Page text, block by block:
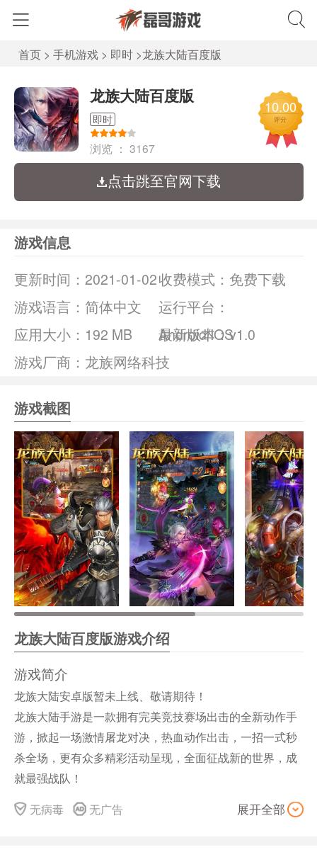
首页 > 手机游戏 > 即时 >龙族大陆百度版
龙族大陆百度版
即时
浏览 ： 3167
10.00
评分
点击跳至官网下载
游戏信息
更新时间： 2021-01-02收费模式： 免费下载
游戏语言： 简体中文
运行平台：
Android/IOS
应用大小： 192 MB
最新版本：v1.0
游戏厂商：龙族网络科技
游戏截图
龙族大陆百度版游戏介绍
游戏简介
龙族大陆安卓版暂未上线、敬请期待！
龙族大陆手游是一款拥有完美竞技赛场出击的全新动作手
游，掀起一场激情屠龙对决，热血动作出击，一招一式秒
杀全场，更有众多精彩活动呈现，全面征战新的世界，成
就最强战队！
龙族大陆游戏特点
无病毒 无广告 展开全部